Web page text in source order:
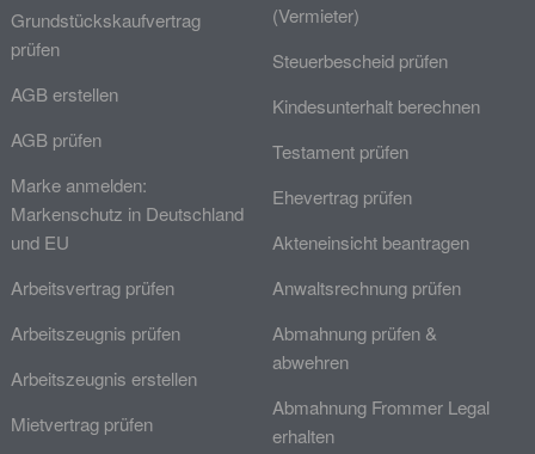
Grundstückskaufvertrag
prüfen
AGB erstellen
AGB prüfen
Marke anmelden:
Markenschutz in Deutschland
und EU
Arbeitsvertrag prüfen
Arbeitszeugnis prüfen
Arbeitszeugnis erstellen
Mietvertrag prüfen
(Vermieter)
Steuerbescheid prüfen
Kindesunterhalt berechnen
Testament prüfen
Ehevertrag prüfen
Akteneinsicht beantragen
Anwaltsrechnung prüfen
Abmahnung prüfen &
abwehren
Abmahnung Frommer Legal
erhalten